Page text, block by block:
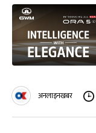
अनलाइनखबर